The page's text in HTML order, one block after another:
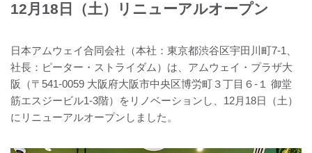
12月18日（土）リニューアルオープン
日本アムウェイ合同会社（本社：東京都渋谷区宇田川町7-1、
社長：ピーター・ストライダム）は、アムウェイ・プラザ大
阪（〒541-0059 大阪府大阪市中央区博労町３丁目６-１ 御堂
筋エスジービル1-3階）をリノベーションし、12月18日（土）
にリニューアルオープンしました。